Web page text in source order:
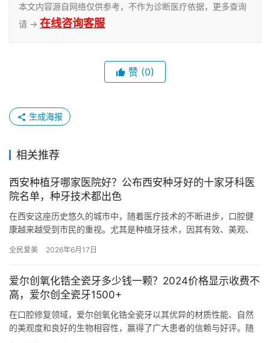
本文内容源自网络仅供参考，不作为诊断医疗依据，更多查询
请 → 在线咨询客服
赞 (0)
生成海报
相关推荐
西安种植牙哪家医院好？公布西安种牙好的十家牙科医
院名单，种牙技术都出色
在西安这座历史悠久的城市中，随着医疗技术的不断进步，口腔健
康越来越受到市民的重视。尤其是种植牙技术，因其有效、美观、
中，西…
全民爱美 2026年6月17日
爱尔创氧化锆全瓷牙多少钱一颗？2024价格显示收费不
高，爱尔创全瓷牙1500+
在口腔修复领域，爱尔创氧化锆全瓷牙以其优异的材质性能、自然
的美观度和良好的生物相容性，赢得了广大患者的信赖与好评。随